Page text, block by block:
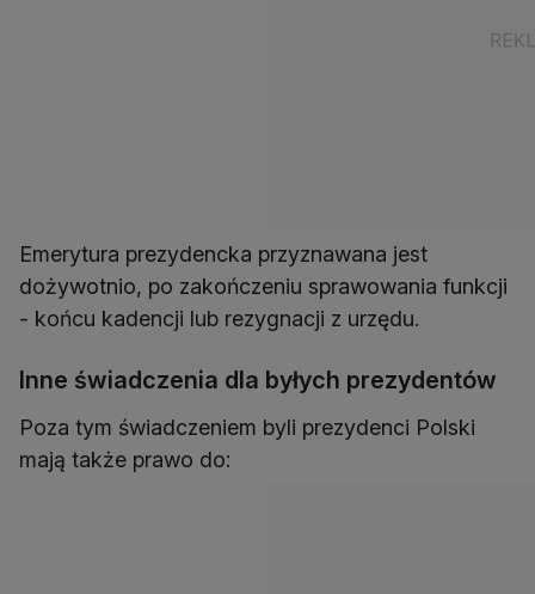
Emerytura prezydencka przyznawana jest
dożywotnio, po zakończeniu sprawowania funkcji
- końcu kadencji lub rezygnacji z urzędu.
Inne świadczenia dla byłych prezydentów
Poza tym świadczeniem byli prezydenci Polski
mają także prawo do: